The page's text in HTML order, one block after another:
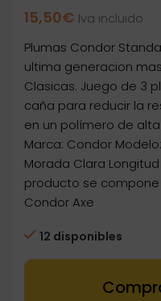
15,50€ Iva incluido
Plumas Condor
ultima generacion
Clasicas. Juego de 3
caña para reducir la
en un polímero de
Marca: Condor
Morada Clara
producto se compone
Condor Axe
12 disponibles
Dartstore